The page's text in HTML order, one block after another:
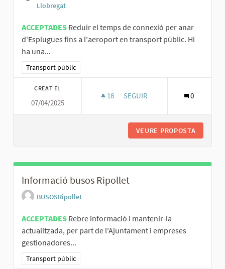
Llobregat
ACCEPTADES Reduir el temps de connexió per anar
d'Esplugues fins a l'aeroport en transport públic. Hi
ha una...
Resultats al filtrar per la categoria: Transport públic
Transport públic
CREAT EL
07/04/2025
18 18 SEGUIDORES
SEGUIR 0
VEURE PROPOSTA
Informació busos Ripollet
BUSOSRipollet
ACCEPTADES Rebre informació i mantenir-la
actualitzada, per part de l'Ajuntament i empreses
gestionadores...
Resultats al filtrar per la categoria: Transport públic
Transport públic